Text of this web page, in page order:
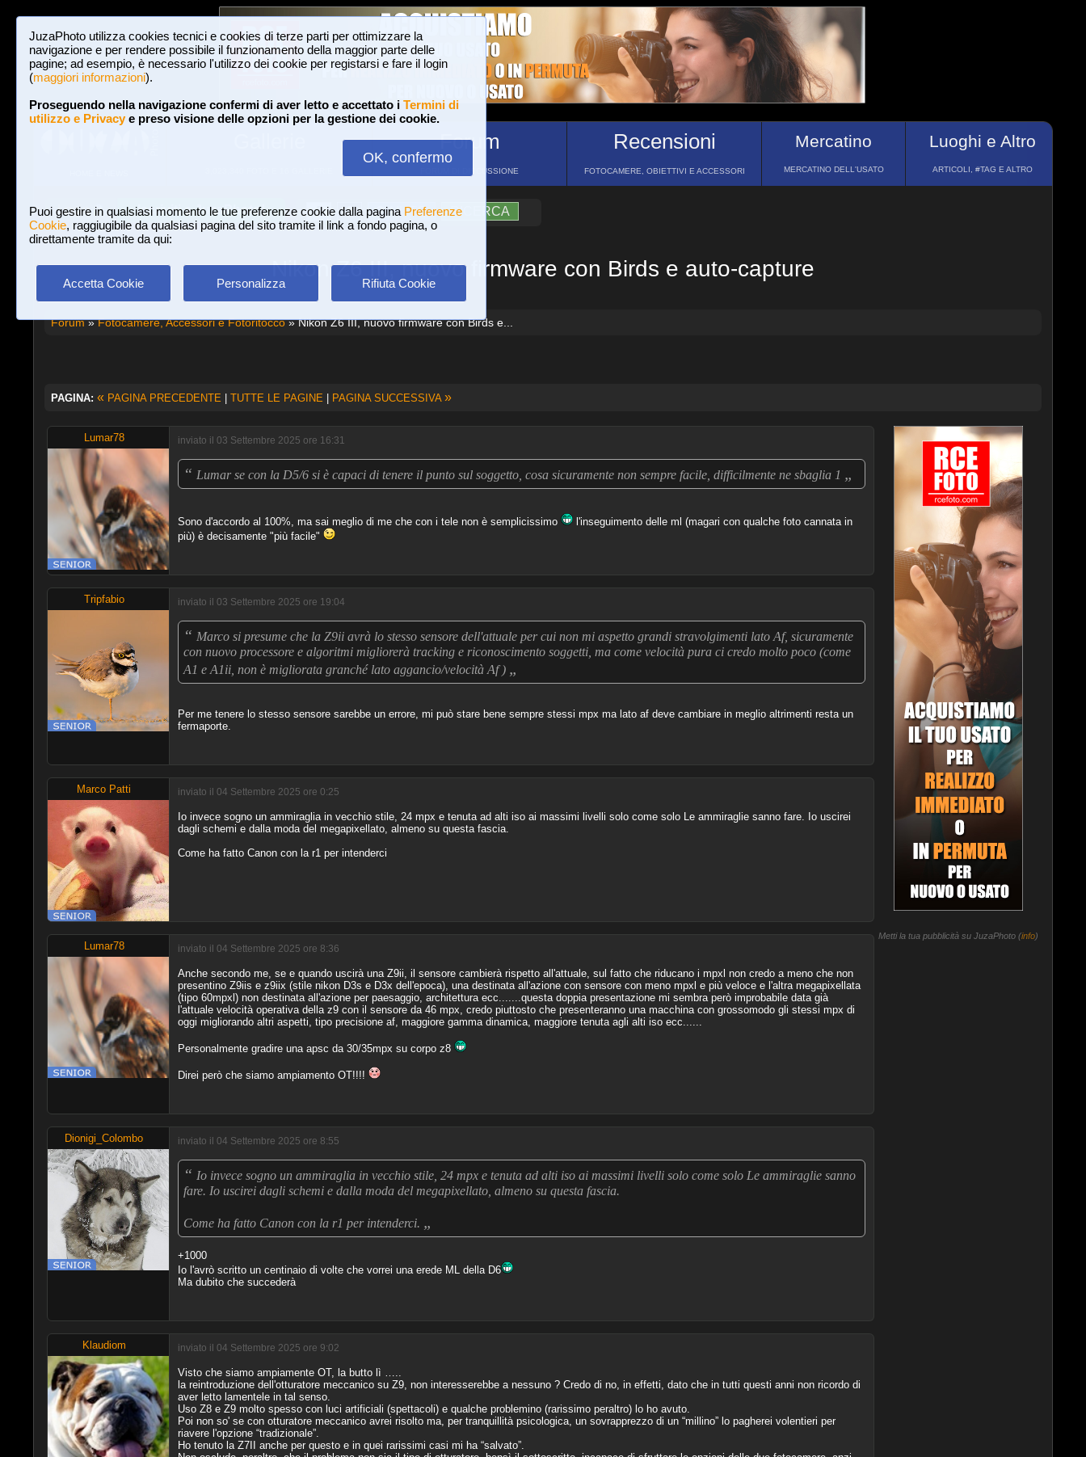
JuzaPhoto utilizza cookies tecnici e cookies di terze parti per ottimizzare la
navigazione e per rendere possibile il funzionamento della maggior parte delle
pagine; ad esempio, è necessario l'utilizzo dei cookie per registarsi e fare il login
(maggiori informazioni).
Proseguendo nella navigazione confermi di aver letto e accettato i Termini di
utilizzo e Privacye preso visione delle opzioni per la gestione dei cookie.
OK, confermo
Puoi gestire in qualsiasi momento le tue preferenze cookie dalla pagina Preferenze
Cookie, raggiugibile da qualsiasi pagina del sito tramite il link a fondo pagina, o
direttamente tramite da qui:
Accetta Cookie Personalizza Rifiuta Cookie
Forum
FORUM DI DISCUSSIONE
Recensioni
FOTOCAMERE, OBIETTIVI E ACCESSORI
Mercatino
MERCATINO DELL'USATO
Luoghi e Altro
ARTICOLI, #TAG E ALTRO
Login Iscriviti a JuzaPhoto! A A ?AIUTO RICERCA
Nikon Z6 III, nuovo firmware con Birds e auto-capture
Forum»Fotocamere, Accessori e Fotoritocco» Nikon Z6 III, nuovo firmware con Birds e...
PAGINA: « PAGINA PRECEDENTE | TUTTE LE PAGINE | PAGINA SUCCESSIVA »
Lumar78 inviato il 03 Settembre 2025 ore 16:31
“ Lumar se con la D5/6 si è capaci di tenere il punto sul soggetto, cosa sicuramente non sempre facile, difficilmente ne sbaglia 1 „
Sono d'accordo al 100%, ma sai meglio di me che con i tele non è semplicissimo
l'inseguimento delle ml (magari con qualche foto cannata in
più) è decisamente "più facile"
Tripfabio inviato il 03 Settembre 2025 ore 19:04
“ Marco si presume che la Z9ii avrà lo stesso sensore dell'attuale per cui non mi aspetto grandi stravolgimenti lato Af, sicuramente
con nuovo processore e algoritmi migliorerà tracking e riconoscimento soggetti, ma come velocità pura ci credo molto poco (come
A1 e A1ii, non è migliorata granché lato aggancio/velocità Af ) „
Per me tenere lo stesso sensore sarebbe un errore, mi può stare bene sempre stessi mpx ma lato af deve cambiare in meglio altrimenti resta un
fermaporte.
Marco Patti inviato il 04 Settembre 2025 ore 0:25
Io invece sogno un ammiraglia in vecchio stile, 24 mpx e tenuta ad alti iso ai massimi livelli solo come solo Le ammiraglie sanno fare. Io uscirei
dagli schemi e dalla moda del megapixellato, almeno su questa fascia.
Come ha fatto Canon con la r1 per intenderci
Lumar78 inviato il 04 Settembre 2025 ore 8:36
Anche secondo me, se e quando uscirà una Z9ii, il sensore cambierà rispetto all'attuale, sul fatto che riducano i mpxl non credo a meno che non
presentino Z9iis e z9iix (stile nikon D3s e D3x dell'epoca), una destinata all'azione con sensore con meno mpxl e più veloce e l'altra megapixellata
(tipo 60mpxl) non destinata all'azione per paesaggio, architettura ecc.......questa doppia presentazione mi sembra però improbabile data già
l'attuale velocità operativa della z9 con il sensore da 46 mpx, credo piuttosto che presenteranno una macchina con grossomodo gli stessi mpx di
oggi migliorando altri aspetti, tipo precisione af, maggiore gamma dinamica, maggiore tenuta agli alti iso ecc......
Personalmente gradire una apsc da 30/35mpx su corpo z8
Direi però che siamo ampiamento OT!!!!
Dionigi_Colombo inviato il 04 Settembre 2025 ore 8:55
“ Io invece sogno un ammiraglia in vecchio stile, 24 mpx e tenuta ad alti iso ai massimi livelli solo come solo Le ammiraglie sanno
fare. Io uscirei dagli schemi e dalla moda del megapixellato, almeno su questa fascia.
Come ha fatto Canon con la r1 per intenderci. „
+1000
Io l'avrò scritto un centinaio di volte che vorrei una erede ML della D6
Ma dubito che succederà
Klaudiom inviato il 04 Settembre 2025 ore 9:02
Visto che siamo ampiamente OT, la butto lì …..
la reintroduzione dell'otturatore meccanico su Z9, non interesserebbe a nessuno ? Credo di no, in effetti, dato che in tutti questi anni non ricordo di
aver letto lamentele in tal senso.
Uso Z8 e Z9 molto spesso con luci artificiali (spettacoli) e qualche problemino (rarissimo peraltro) lo ho avuto.
Poi non so' se con otturatore meccanico avrei risolto ma, per tranquillità psicologica, un sovrapprezzo di un “millino” lo pagherei volentieri per
riavere l'opzione “tradizionale”.
Ho tenuto la Z7II anche per questo e in quei rarissimi casi mi ha “salvato”.
Metti la tua pubblicità su JuzaPhoto (info)